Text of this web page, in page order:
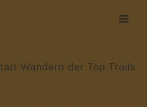
Wandern der Top Trails